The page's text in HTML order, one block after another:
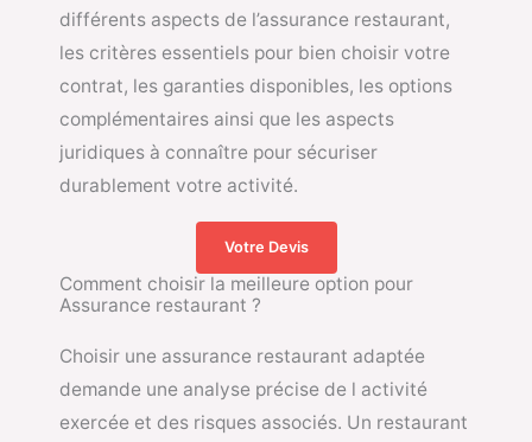
différents aspects de l’assurance restaurant,
les critères essentiels pour bien choisir votre
contrat, les garanties disponibles, les options
complémentaires ainsi que les aspects
juridiques à connaître pour sécuriser
durablement votre activité.
Votre Devis
Comment choisir la meilleure option pour
Assurance restaurant ?
Choisir une assurance restaurant adaptée
demande une analyse précise de l activité
exercée et des risques associés. Un restaurant